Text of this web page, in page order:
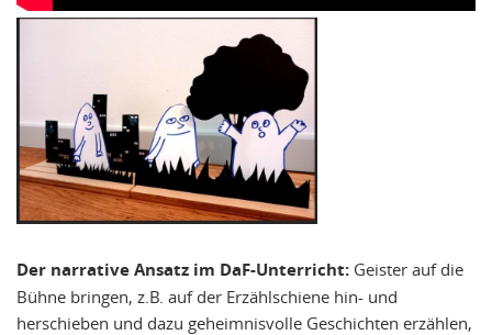
Der narrative Ansatz im DaF-Unterricht: Geister auf die
Bühne bringen, z.B. auf der Erzählschiene hin- und
herschieben und dazu geheimnisvolle Geschichten erzählen,